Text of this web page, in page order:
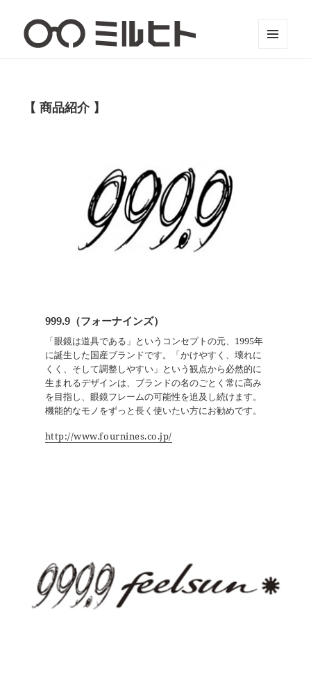
商品紹介
999.9（フォーナインズ）
「眼鏡は道具である」というコンセプトの元、1995年
に誕生した国産ブランドです。「かけやすく、壊れに
くく、そして調整しやすい」という観点から必然的に
生まれるデザインは、ブランドの名のごとく常に高み
を目指し、眼鏡フレームの可能性を追及し続けます。
機能的なモノをずっと長く使いたい方にお勧めです。
http://www.fournines.co.jp/